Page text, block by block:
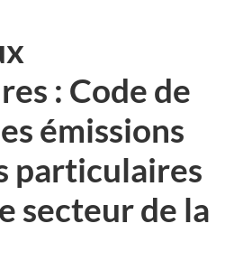
: Code de
émissions
particulaires
secteur de la